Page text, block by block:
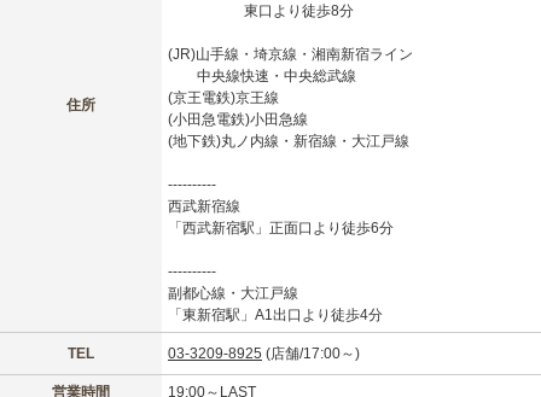
住所
東口より徒歩8分
(JR)山手線・埼京線・湘南新宿ライン
中央線快速・中央総武線
(京王電鉄)京王線
(小田急電鉄)小田急線
(地下鉄)丸ノ内線・新宿線・大江戸線
----------
西武新宿線
「西武新宿駅」正面口より徒歩6分
----------
副都心線・大江戸線
「東新宿駅」A1出口より徒歩4分
TEL 03-3209-8925 (店舗/17:00～)
営業時間 19:00～LAST